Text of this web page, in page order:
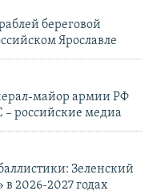
береговой
Ярославле
майор армии РФ
– российские медиа
Зеленский
2026-2027 годах